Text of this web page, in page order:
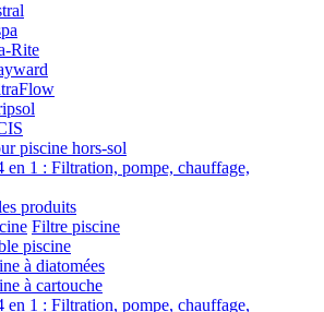
Rite
piscine hors-sol
en 1 : Filtration, pompe, chauffage,
produits
Filtre piscine
piscine
à diatomées
à cartouche
en 1 : Filtration, pompe, chauffage,